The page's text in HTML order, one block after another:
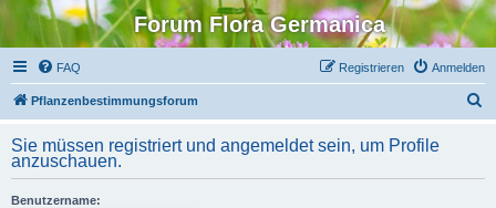
Forum Flora Germanica
FAQ Anmelden
Registrieren
Pflanzenbestimmungsforum
h
Sie müssen registriert und angemeldet sein, um Profile
anzuschauen.
Benutzername: